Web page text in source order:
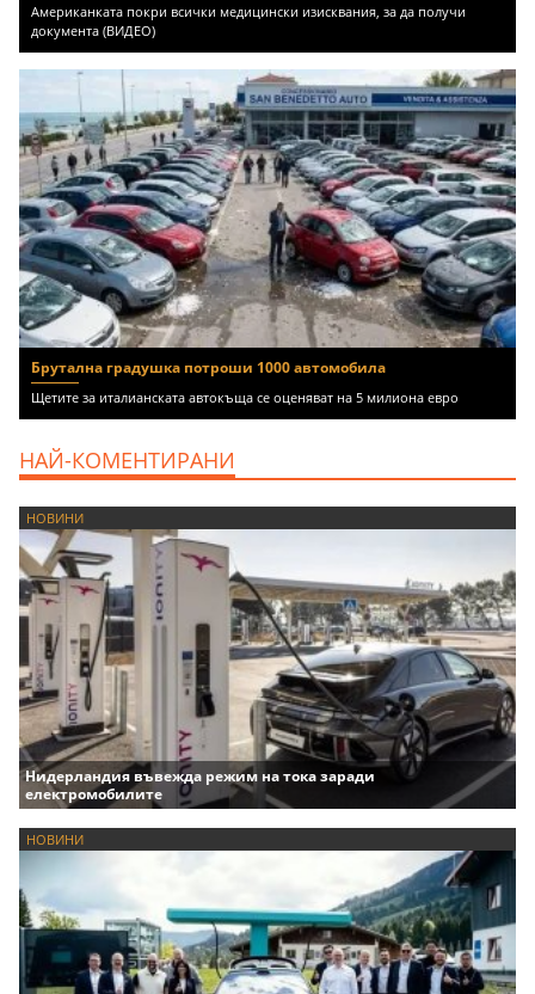
Американката покри всички медицински изисквания, за да получи
документа (ВИДЕО)
Брутална градушка потроши 1000 автомобила
Щетите за италианската автокъща се оценяват на 5 милиона евро
НАЙ-КОМЕНТИРАНИ
НОВИНИ
Нидерландия въвежда режим на тока заради
електромобилите
НОВИНИ